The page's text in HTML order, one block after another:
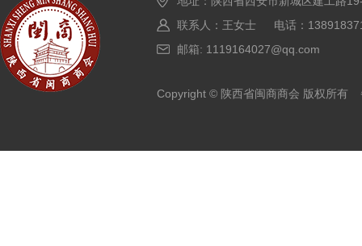
联系人：王女士 电话：
邮箱: 1119164027@qq.com
Copyright © 陕西省闽商商会 版权所有